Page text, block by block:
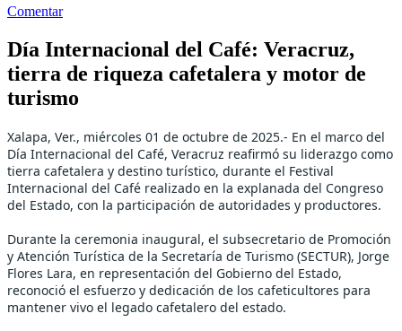
Comentar
Día Internacional del Café: Veracruz,
tierra de riqueza cafetalera y motor de
turismo
Xalapa, Ver., miércoles 01 de octubre de 2025.- En el marco del
Día Internacional del Café, Veracruz reafirmó su liderazgo como
tierra cafetalera y destino turístico, durante el Festival
Internacional del Café realizado en la explanada del Congreso
del Estado, con la participación de autoridades y productores.
Durante la ceremonia inaugural, el subsecretario de Promoción
y Atención Turística de la Secretaría de Turismo (SECTUR), Jorge
Flores Lara, en representación del Gobierno del Estado,
reconoció el esfuerzo y dedicación de los cafeticultores para
mantener vivo el legado cafetalero del estado.